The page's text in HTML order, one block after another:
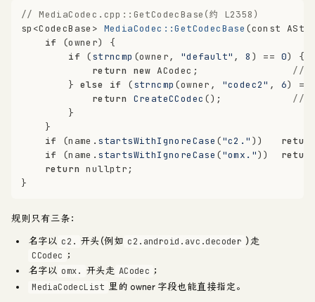
// MediaCodec.cpp::GetCodecBase（约 L2358）
sp<CodecBase> MediaCodec::GetCodecBase (const
if (owner) {
if (strncmp (owner, "default" , 8 ) == 0) {
return
new ACodec; // 旧
        }
else if (strncmp (owner, "codec2" , 6)
return
CreateCCodec (); // 新
        }
    }
if (name. startsWithIgnoreCase ("c2." ))
if (name. startsWithIgnoreCase ("omx."))
return
nullptr ;
}
规则只有三条：
名字以 c2. 开头（例如 c2.android.avc.decoder ）走
CCodec ；
名字以 omx. 开头走 ACodec ；
MediaCodecList 里的 owner 字段也能直接指定。